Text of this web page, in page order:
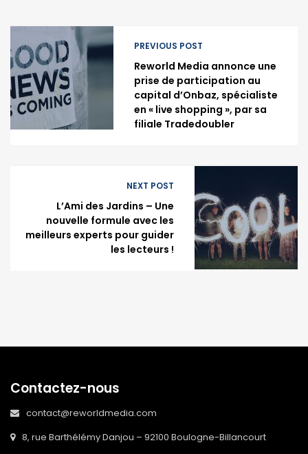
PREVIOUS POST
Reworld Media annonce une
prise de participation au
capital d’Onbaz, spécialiste
en « live shopping », par sa
filiale Tradedoubler
NEXT POST
L’Ami des Jardins – Une
nouvelle formule avec les
meilleurs experts pour guider
les lecteurs !
Contactez-nous
contact@reworldmedia.com
8, rue Barthélémy Danjou – 92100 Boulogne-Billancourt